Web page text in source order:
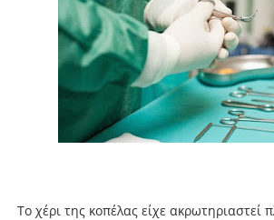
Το χέρι της κοπέλας είχε ακρωτηριαστεί